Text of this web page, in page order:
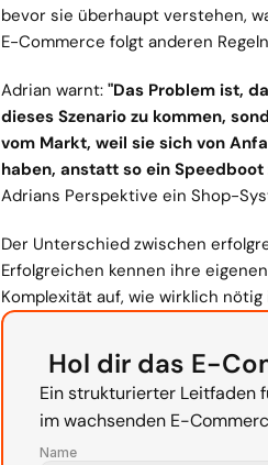
bevor sie überhaupt verstehen,
E-Commerce folgt anderen
Adrian warnt: "Das Problem ist,
dieses Szenario zu kommen,
vom Markt, weil sie sich von
haben, anstatt so ein Speedboot
Adrians Perspektive ein Shop-
Der Unterschied zwischen
Erfolgreichen kennen ihre
Komplexität auf, wie wirklich nötig
Hol dir das E-
Ein strukturierter Leitfaden
im wachsenden E-
Name